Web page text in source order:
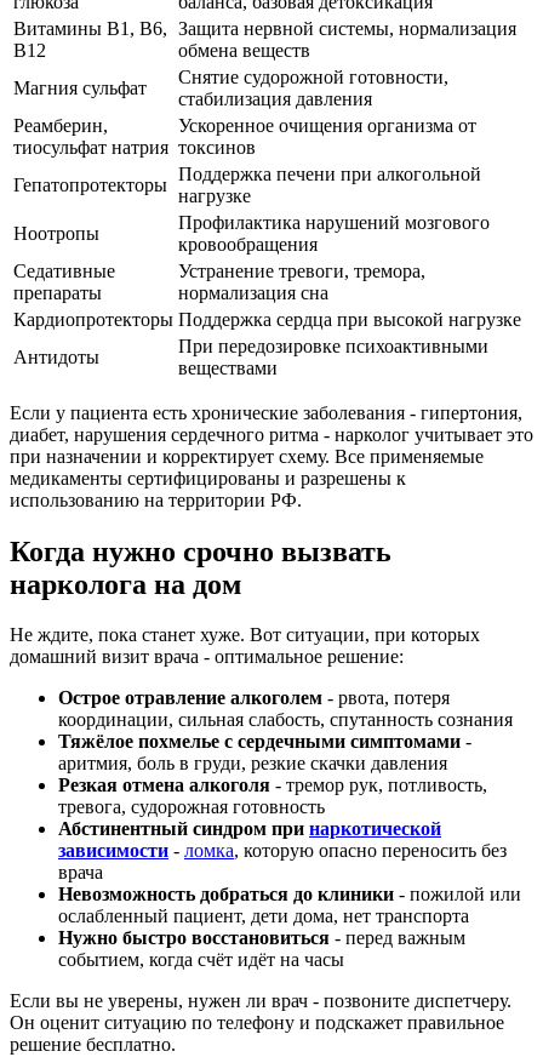
Витамины B1, B6,
B12
Защита нервной системы, нормализация
обмена веществ
Магния сульфат
Снятие судорожной готовности,
стабилизация давления
Реамберин,
тиосульфат натрия
Ускоренное очищения организма от
токсинов
Гепатопротекторы
Поддержка печени при алкогольной
нагрузке
Ноотропы
Профилактика нарушений мозгового
кровообращения
Седативные
препараты
Устранение тревоги, тремора,
нормализация сна
Кардиопротекторы Поддержка сердца при высокой нагрузке
Антидоты
При передозировке психоактивными
веществами
Если у пациента есть хронические заболевания - гипертония,
диабет, нарушения сердечного ритма - нарколог учитывает это
при назначении и корректирует схему. Все применяемые
медикаменты сертифицированы и разрешены к
использованию на территории РФ.
Когда нужно срочно вызвать
нарколога на дом
Не ждите, пока станет хуже. Вот ситуации, при которых
домашний визит врача - оптимальное решение:
Острое отравление алкоголем - рвота, потеря
координации, сильная слабость, спутанность сознания
Тяжёлое похмелье с сердечными симптомами -
аритмия, боль в груди, резкие скачки давления
Резкая отмена алкоголя - тремор рук, потливость,
тревога, судорожная готовность
Абстинентный синдром при наркотической
зависимости - ломка, которую опасно переносить без
врача
Невозможность добраться до клиники - пожилой или
ослабленный пациент, дети дома, нет транспорта
Нужно быстро восстановиться - перед важным
событием, когда счёт идёт на часы
Если вы не уверены, нужен ли врач - позвоните диспетчеру.
Он оценит ситуацию по телефону и подскажет правильное
решение бесплатно.